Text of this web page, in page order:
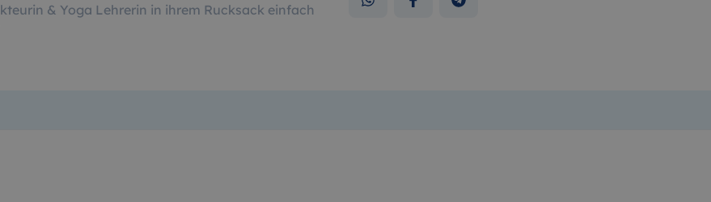
& Yoga Lehrerin in ihrem Rucksack einfach